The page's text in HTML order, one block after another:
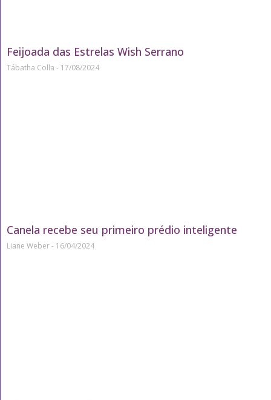
Feijoada das Estrelas Wish Serrano
Tábatha Colla 17/08/2024
Canela recebe seu primeiro prédio inteligente
Liane Weber 16/04/2024